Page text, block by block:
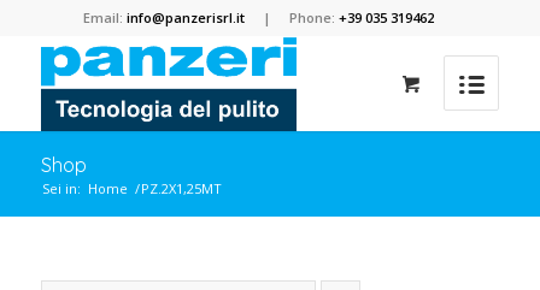
Email:info@panzerisrl.it | Phone:+39 035 319462
Shop
Sei in: Home /PZ.2X1,25MT